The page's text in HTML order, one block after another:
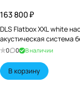
163 800 ₽
DLS Flatbox XXL white
акустическая система
0 0 В наличии
В корзину